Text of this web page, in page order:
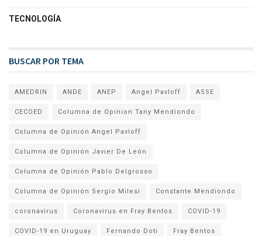
TECNOLOGÍA
BUSCAR POR TEMA
AMEDRIN ANDE ANEP Angel Pavloff ASSE
CECOED Columna de Opinion Tany Mendiondo
Columna de Opinión Angel Pavloff
Columna de Opinión Javier De León
Columna de Opinión Pablo Delgrosso
Columna de Opinión Sergio Milesi Constante Mendiondo
coronavirus Coronavirus en Fray Bentos COVID-19
COVID-19 en Uruguay Fernando Doti Fray Bentos